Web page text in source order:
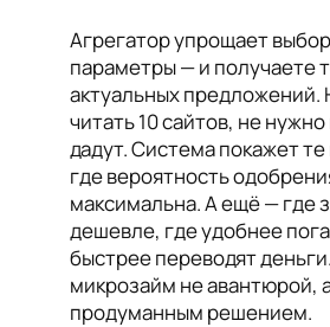
Агрегатор упрощает
параметры — и получаете
актуальных предложений.
читать 10 сайтов, не нужно
дадут. Система покажет
где вероятность
максимальна. А ещё — где
дешевле, где удобнее
быстрее переводят
микрозайм не авантюрой,
продуманным решением.